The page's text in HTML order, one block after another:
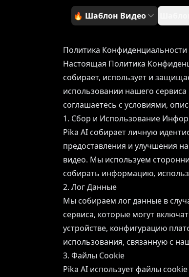
🔥 Шаблон Видео
Политика
Настоящая Политика
собирает, использует и
использовании нашего
соглашаетесь с условиями,
1. Сбор и Использование
Pika AI собирает личную
предоставления и улучшения
видео. Мы используем
собирать информацию,
2. Лог Данные
Мы собираем лог данные в
сервиса, которые могут
устройстве, конфигурацию
использования, связанную с
3. Файлы Cookie
Pika AI использует файлы